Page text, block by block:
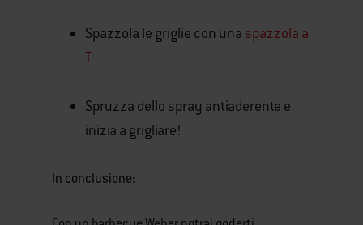
Spazzola le griglie con una spazzola a
T
Spruzza dello spray antiaderente e
inizia a grigliare!
In conclusione: